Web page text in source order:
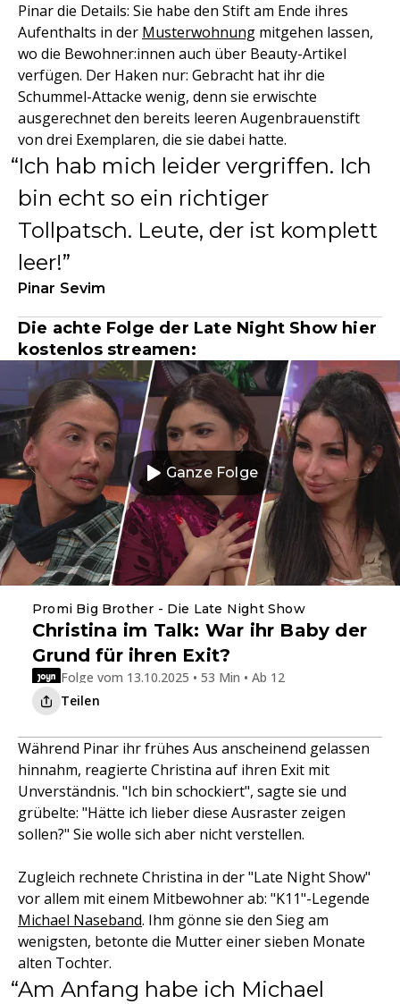
Pinar die Details: Sie habe den Stift am Ende ihres
Aufenthalts in der Musterwohnung mitgehen lassen,
wo die Bewohner:innen auch über Beauty-Artikel
verfügen. Der Haken nur: Gebracht hat ihr die
Schummel-Attacke wenig, denn sie erwischte
ausgerechnet den bereits leeren Augenbrauenstift
von drei Exemplaren, die sie dabei hatte.
Ich hab mich leider vergriffen. Ich
bin echt so ein richtiger
Tollpatsch. Leute, der ist komplett
leer!
Pinar Sevim
Die achte Folge der Late Night Show hier
kostenlos streamen:
Ganze Folge
Promi Big Brother - Die Late Night Show
Christina im Talk: War ihr Baby der
Grund für ihren Exit?
Folge vom 13.10.2025 • 53 Min • Ab 12
Teilen
Während Pinar ihr frühes Aus anscheinend gelassen
hinnahm, reagierte Christina auf ihren Exit mit
Unverständnis. "Ich bin schockiert", sagte sie und
grübelte: "Hätte ich lieber diese Ausraster zeigen
sollen?" Sie wolle sich aber nicht verstellen.
Zugleich rechnete Christina in der "Late Night Show"
vor allem mit einem Mitbewohner ab: "K11"-Legende
Michael Naseband. Ihm gönne sie den Sieg am
wenigsten, betonte die Mutter einer sieben Monate
alten Tochter.
Am Anfang habe ich Michael